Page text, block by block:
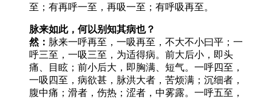
至；有再呼一至，再吸一至；有呼吸再至。
脉来如此，何以别知其病也？
然： 脉来一呼再至，一吸再至，不大不小曰平；一
呼三至，一吸三至，为适得病。前大后小，即头
痛、目眩；前小后大，即胸满、短气。一呼四至，
一吸四至，病欲甚，脉洪大者，苦烦满；沉细者，
腹中痛；滑者，伤热；涩者，中雾露。一呼五至，